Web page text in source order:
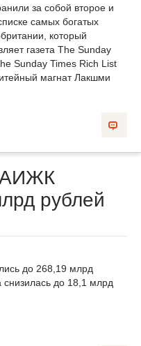
за собой второе и
самых богатых
который
газета The Sunday
Sunday Times Rich List
магнат Лакшми
АИЖК
рублей
до 268,19 млрд
снизилась до 18,1 млрд